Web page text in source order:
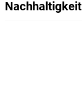
Nachhaltigkeit